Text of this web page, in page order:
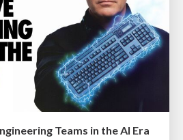
Teams in the AI Era